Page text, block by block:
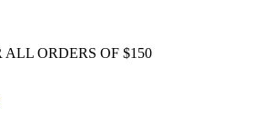
ALL ORDERS OF $150